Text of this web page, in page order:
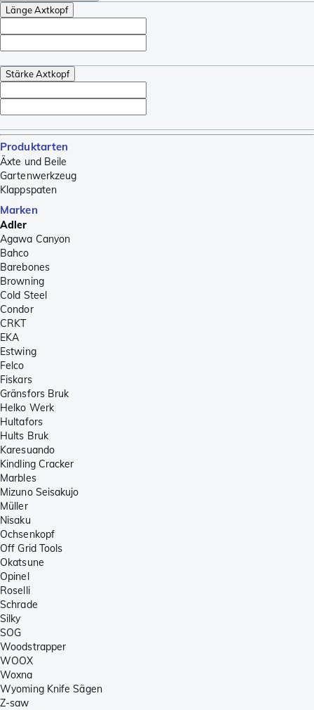
Länge Axtkopf
Stärke Axtkopf
Produktarten
Äxte und Beile
Gartenwerkzeug
Klappspaten
Marken
Adler
Agawa Canyon
Bahco
Barebones
Browning
Cold Steel
Condor
CRKT
EKA
Estwing
Felco
Fiskars
Gränsfors Bruk
Helko Werk
Hultafors
Hults Bruk
Karesuando
Kindling Cracker
Marbles
Mizuno Seisakujo
Müller
Nisaku
Ochsenkopf
Off Grid Tools
Okatsune
Opinel
Roselli
Schrade
Silky
SOG
Woodstrapper
WOOX
Woxna
Wyoming Knife Sägen
Z-saw